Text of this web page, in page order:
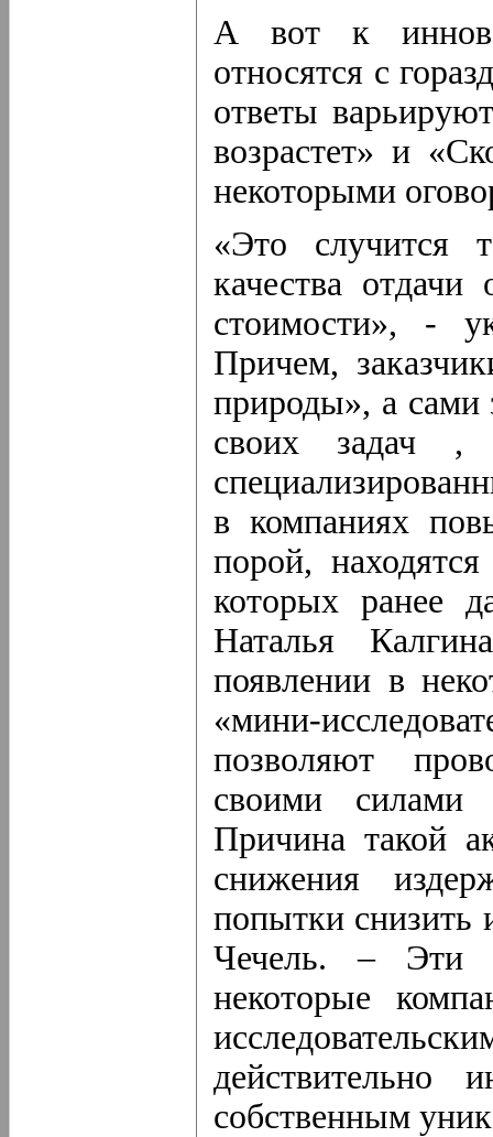
А вот к
относятся с
ответы
возрастет» и
некоторыми
«Это случится
качества отдачи
стоимости», -
Причем,
природы», а сами
своих задач
в компаниях
порой,
которых ранее
Наталья
появлении в
«мини-
позволяют
своими силами
Причина такой
снижения
попытки снизить
Чечель. – Эти
некоторые
действительно
собственным